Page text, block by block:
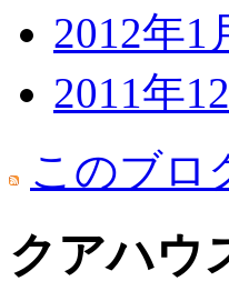
2012年1
2011年
このブロ
クアハウ